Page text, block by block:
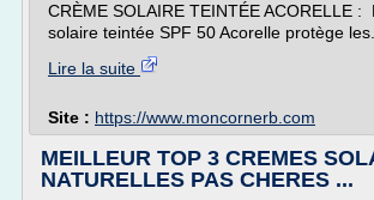
CRÈME SOLAIRE TEINTÉE ACORELLE :
solaire teintée SPF 50 Acorelle protège les...
Lire la suite
Site : https://www.moncornerb.com
MEILLEUR TOP 3 CREMES
NATURELLES PAS CHERES ...